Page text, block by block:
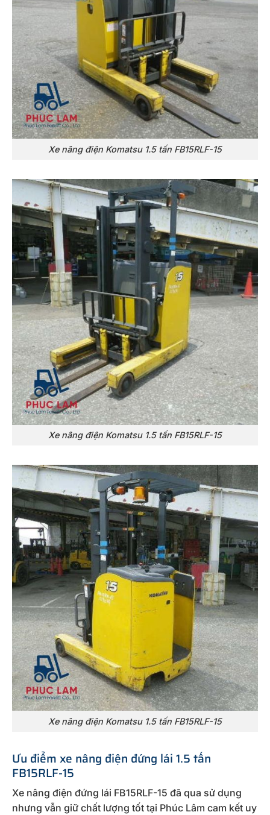
Xe nâng điện Komatsu 1.5 tấn FB15RLF-15
Xe nâng điện Komatsu 1.5 tấn FB15RLF-15
Xe nâng điện Komatsu 1.5 tấn FB15RLF-15
Ưu điểm xe nâng điện đứng lái 1.5 tấn
FB15RLF-15
Xe nâng điện đứng lái FB15RLF-15 đã qua sử dụng
nhưng vẫn giữ chất lượng tốt tại Phúc Lâm cam kết uy